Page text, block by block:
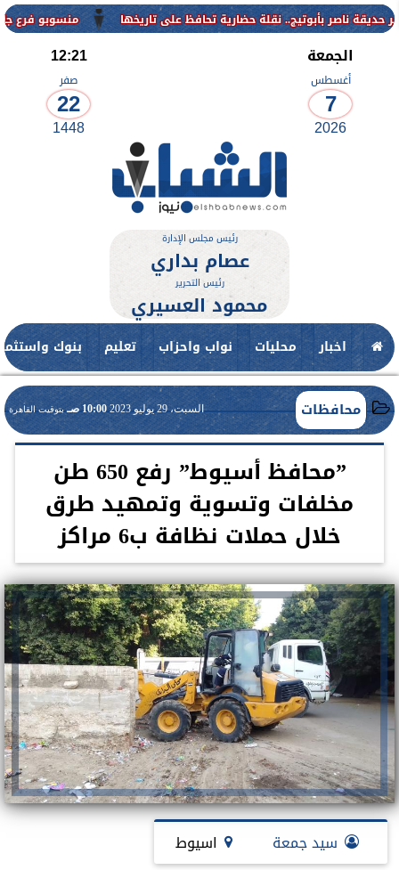
منسوبو فرع جامعة الأزهر للوجه
الجمعة
أغسطس
7
2026
12:21
صفر
22
1448
رئيس مجلس الإدارة
عصام بداري
رئيس التحرير
محمود العسيري
اخبار محليات نواب واحزاب تعليم بنوك
محافظات السبت، 29 يوليو 2023 10:00 صـ بتوقيت القاهرة
”محافظ أسيوط” رفع 650 طن
مخلفات وتسوية وتمهيد طرق
خلال حملات نظافة ب6 مراكز
سيد جمعة اسيوط